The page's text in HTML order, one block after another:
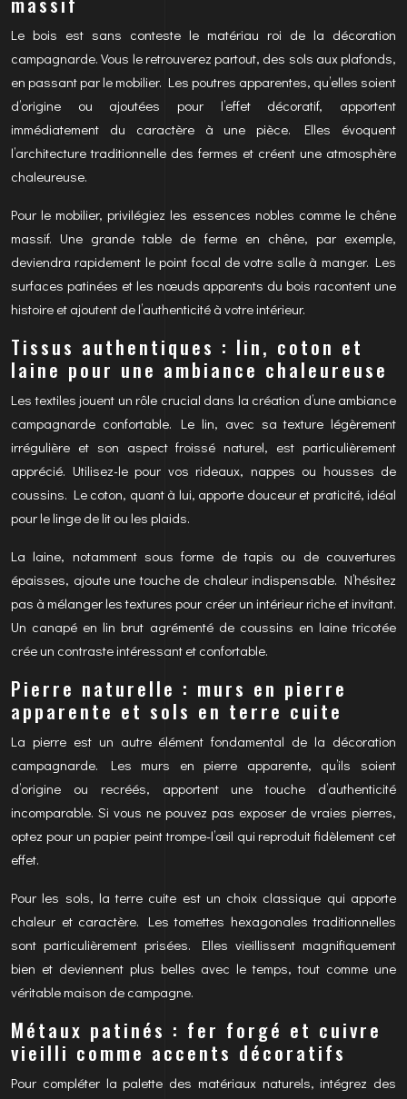
Le bois est sans conteste le matériau roi de la décoration
campagnarde. Vous le retrouverez partout, des sols aux plafonds,
en passant par le mobilier. Les poutres apparentes, qu’elles soient
d’origine ou ajoutées pour l’effet décoratif, apportent
immédiatement du caractère à une pièce. Elles évoquent
l’architecture traditionnelle des fermes et créent une atmosphère
chaleureuse.
Pour le mobilier, privilégiez les essences nobles comme le chêne
massif. Une grande table de ferme en chêne, par exemple,
deviendra rapidement le point focal de votre salle à manger. Les
surfaces patinées et les nœuds apparents du bois racontent une
histoire et ajoutent de l’authenticité à votre intérieur.
Tissus authentiques : lin, coton et
laine pour une ambiance chaleureuse
Les textiles jouent un rôle crucial dans la création d’une ambiance
campagnarde confortable. Le lin, avec sa texture légèrement
irrégulière et son aspect froissé naturel, est particulièrement
apprécié. Utilisez-le pour vos rideaux, nappes ou housses de
coussins. Le coton, quant à lui, apporte douceur et praticité, idéal
pour le linge de lit ou les plaids.
La laine, notamment sous forme de tapis ou de couvertures
épaisses, ajoute une touche de chaleur indispensable. N’hésitez
pas à mélanger les textures pour créer un intérieur riche et invitant.
Un canapé en lin brut agrémenté de coussins en laine tricotée
crée un contraste intéressant et confortable.
Pierre naturelle : murs en pierre
apparente et sols en terre cuite
La pierre est un autre élément fondamental de la décoration
campagnarde. Les murs en pierre apparente, qu’ils soient
d’origine ou recréés, apportent une touche d’authenticité
incomparable. Si vous ne pouvez pas exposer de vraies pierres,
optez pour un papier peint trompe-l’œil qui reproduit fidèlement cet
effet.
Pour les sols, la terre cuite est un choix classique qui apporte
chaleur et caractère. Les tomettes hexagonales traditionnelles
sont particulièrement prisées. Elles vieillissent magnifiquement
bien et deviennent plus belles avec le temps, tout comme une
véritable maison de campagne.
Métaux patinés : fer forgé et cuivre
vieilli comme accents décoratifs
Pour compléter la palette des matériaux naturels, intégrez des